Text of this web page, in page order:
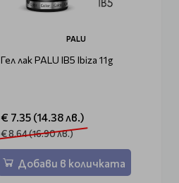
PALU
Гел лак PALU IB5 Ibiza 11g
€ 7.35 (14.38 лв.)
€ 8.64 (16.90 лв.)
Добави в количката